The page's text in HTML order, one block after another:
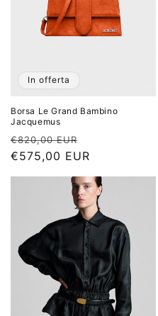
In offerta
Borsa Le Grand Bambino
Jacquemus
Prezzo
di
€820,00 EUR
scontato
€575,00 EUR